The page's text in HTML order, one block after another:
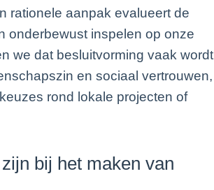
rationele aanpak evalueert de
onderbewust inspelen op onze
we dat besluitvorming vaak wordt
en sociaal vertrouwen,
rond lokale projecten of
bij het maken van